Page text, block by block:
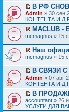
В РФ
Admin » 30 сен
КОНТЕНТА И
MACLUB
mcmagnus » 15
Наш
mcmagnus » 15
В СВЯЗИ
Admin » 07 авг
КОНТЕНТА И
В
accountant » 26
УСЛУГИ ДЛЯ